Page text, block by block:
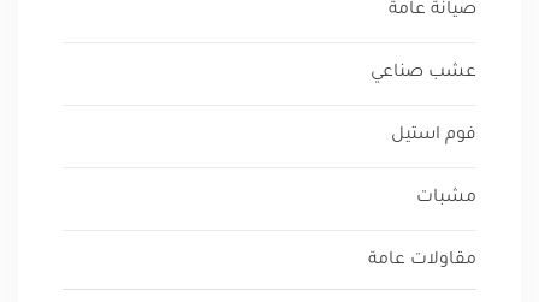
صيانة عامة
عشب صناعي
فوم استيل
مشبات
مقاولات عامة